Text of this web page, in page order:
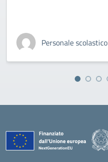
Personale scolastico